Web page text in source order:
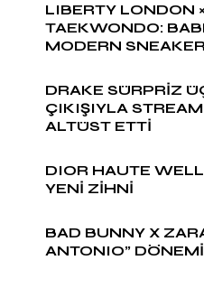
LIBERTY LONDON
TAEKWONDO:
MODERN
DRAKE SÜRPRİZ
ÇIKIŞIYLA
ALTÜST ETTİ
DIOR HAUTE
YENİ ZİHNİ
BAD BUNNY X
ANTONIO”